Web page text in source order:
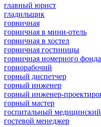
главный юрист
гладильщик
горничная
горничная в мини-отель
горничная в хостел
горничная гостиницы
горничная номерного фонда
горнорабочий
горный диспетчер
горный инженер
горный инженер-
горный мастер
госпитальный медицинский
гостевой менеджер